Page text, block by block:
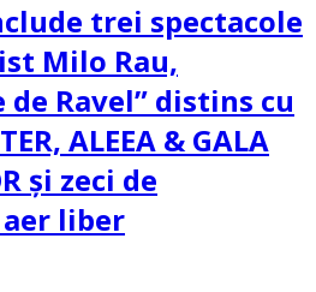
trei spectacole
Milo Rau,
de Ravel” distins cu
ALEEA & GALA
și zeci de
liber